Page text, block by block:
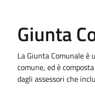
Giunta
La Giunta Comunale è
comune, ed è
dagli assessori che